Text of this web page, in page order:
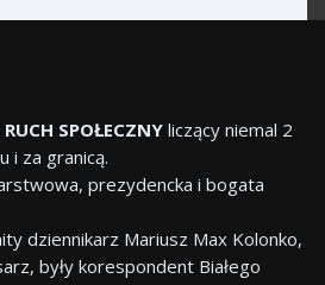
SPOŁECZNY liczący niemal 2
i za granicą.
prezydencka i bogata
dziennikarz Mariusz Max Kolonko,
były korespondent Białego